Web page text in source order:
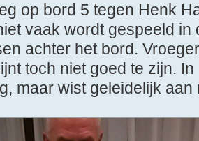
op bord 5 tegen Henk
vaak wordt gespeeld
achter het bord.
toch niet goed te zijn.
maar wist geleidelijk